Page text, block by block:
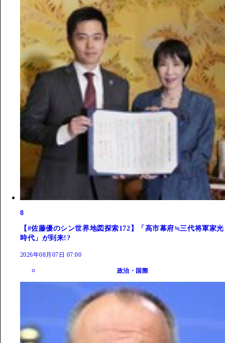
8
【#佐藤優のシン世界地図探索172】「高市幕府≒三代将軍家光
時代」が到来!?
2026年08月07日 07:00
政治・国際